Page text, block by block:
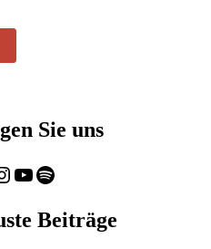
Sie uns
YouTube
Spotify
Beiträge